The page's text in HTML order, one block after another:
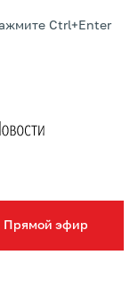
Прямой эфир
Ctrl+Enter